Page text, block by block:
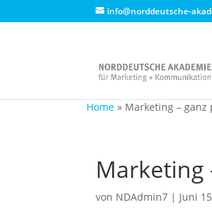
info@norddeutsche-
Home » Marketing – ganz
Marketing
von NDAdmin7 | Juni